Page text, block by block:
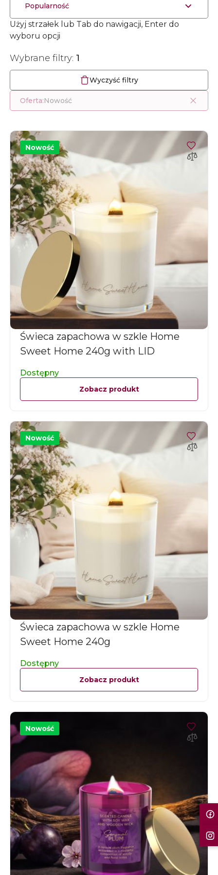
Popularność
Użyj strzałek lub Tab do nawigacji, Enter do
wyboru opcji
Wybrane filtry: 1
Wyczyść filtry
Oferta:Nowość
Nowość
Świeca zapachowa w szkle Home
Sweet Home 240g with LID
Dostępny
Zobacz produkt
Nowość
Świeca zapachowa w szkle Home
Sweet Home 240g
Dostępny
Zobacz produkt
Nowość